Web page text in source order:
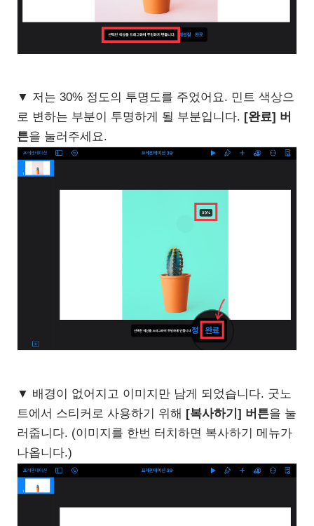
▼ 저는 30% 정도의 투명도를 주었어요. 민트 색상으
로 변하는 부분이 투명하게 될 부분입니다. [완료] 버
튼을 눌러주세요.
▼ 배경이 없어지고 이미지만 남게 되었습니다. 굿노
트에서 스티커로 사용하기 위해 [복사하기] 버튼을 눌
러줍니다. (이미지를 한번 터치하면 복사하기 메뉴가
나옵니다.)